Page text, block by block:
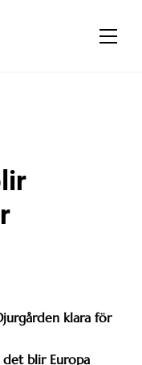
klara för
blir Europa